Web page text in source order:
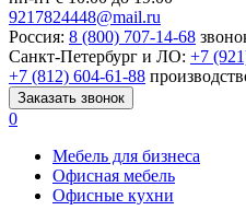
9217824448@mail.ru
Россия: 8 (800) 707-14-68
Санкт-Петербург и ЛО: +7
+7 (812) 604-61-88
Заказать звонок
0
Мебель для бизнеса
Офисная мебель
Офисные кухни